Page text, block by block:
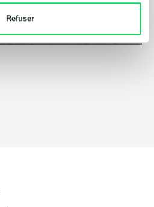
Refuser